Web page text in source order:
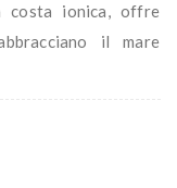
costa ionica, offre
il mare